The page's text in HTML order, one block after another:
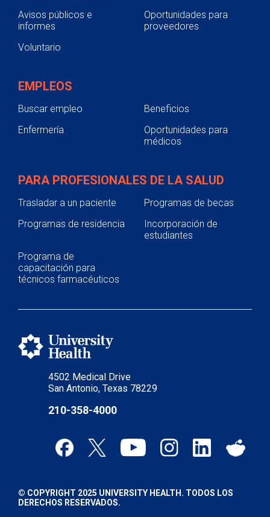
4502 Medical Drive
San Antonio, Texas 78229
210-358-4000
Avisos públicos e
informes
Oportunidades para
proveedores
Voluntario
EMPLEOS
Buscar empleo
Beneficios
Enfermería
Oportunidades para
médicos
PARA PROFESIONALES DE LA SALUD
Trasladar a un paciente
Programas de becas
Programas de residencia
Incorporación de
estudiantes
Programa de
capacitación para
técnicos farmacéuticos
© COPYRIGHT 2025 UNIVERSITY HEALTH. TODOS LOS
DERECHOS RESERVADOS.